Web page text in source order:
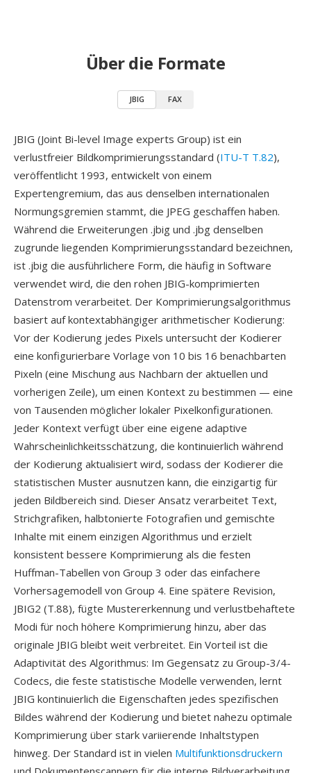
Über die Formate
JBIG FAX
JBIG (Joint Bi-level Image experts Group) ist ein
verlustfreier Bildkomprimierungsstandard (ITU-T T.82),
veröffentlicht 1993, entwickelt von einem
Expertengremium, das aus denselben internationalen
Normungsgremien stammt, die JPEG geschaffen haben.
Während die Erweiterungen .jbig und .jbg denselben
zugrunde liegenden Komprimierungsstandard bezeichnen,
ist .jbig die ausführlichere Form, die häufig in Software
verwendet wird, die den rohen JBIG-komprimierten
Datenstrom verarbeitet. Der Komprimierungsalgorithmus
basiert auf kontextabhängiger arithmetischer Kodierung:
Vor der Kodierung jedes Pixels untersucht der Kodierer
eine konfigurierbare Vorlage von 10 bis 16 benachbarten
Pixeln (eine Mischung aus Nachbarn der aktuellen und
vorherigen Zeile), um einen Kontext zu bestimmen — eine
von Tausenden möglicher lokaler Pixelkonfigurationen.
Jeder Kontext verfügt über eine eigene adaptive
Wahrscheinlichkeitsschätzung, die kontinuierlich während
der Kodierung aktualisiert wird, sodass der Kodierer die
statistischen Muster ausnutzen kann, die einzigartig für
jeden Bildbereich sind. Dieser Ansatz verarbeitet Text,
Strichgrafiken, halbtonierte Fotografien und gemischte
Inhalte mit einem einzigen Algorithmus und erzielt
konsistent bessere Komprimierung als die festen
Huffman-Tabellen von Group 3 oder das einfachere
Vorhersagemodell von Group 4. Eine spätere Revision,
JBIG2 (T.88), fügte Mustererkennung und verlustbehaftete
Modi für noch höhere Komprimierung hinzu, aber das
originale JBIG bleibt weit verbreitet. Ein Vorteil ist die
Adaptivität des Algorithmus: Im Gegensatz zu Group-3/4-
Codecs, die feste statistische Modelle verwenden, lernt
JBIG kontinuierlich die Eigenschaften jedes spezifischen
Bildes während der Kodierung und bietet nahezu optimale
Komprimierung über stark variierende Inhaltstypen
hinweg. Der Standard ist in vielen Multifunktionsdruckern